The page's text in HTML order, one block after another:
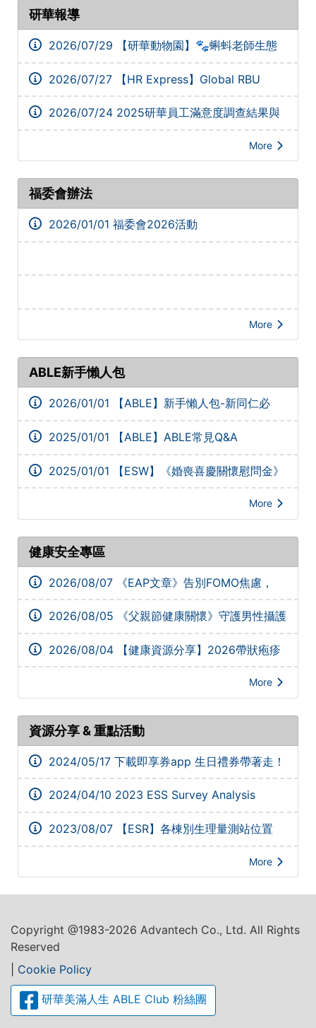
研華報導
2026/07/29
【研華動物園】🐾蝌蚪老師生態
日圓滿成功🎉
2026/07/27
【HR Express】Global RBU
Spotlight活動花絮_202607
2026/07/24 2025研華員工滿意度調查結果與
改善執行
More
福委會辦法
2026/01/01 福委會2026活動
More
ABLE新手懶人包
2026/01/01
【ABLE】新手懶人包-新同仁必
看！！
2025/01/01
【ABLE】ABLE常見Q&A
2025/01/01
【ESW】《婚喪喜慶關懷慰問金》
申請懶人包
More
健康安全專區
2026/08/07
《EAP文章》告別FOMO焦慮，
打造高心理韌性的健康理財心境
2026/08/05
《父親節健康關懷》守護男性攝護
腺健康
2026/08/04
【健康資源分享】2026帶狀疱疹
疫苗活動方案
More
資源分享 & 重點活動
2024/05/17 下載即享券app 生日禮券帶著走！
2024/04/10 2023 ESS Survey Analysis
2023/08/07 【ESR】各棟別生理量測站位置
More
Copyright @1983-2026 Advantech Co., Ltd. All Rights
Reserved
Cookie Policy
研華美滿人生 ABLE Club 粉絲團